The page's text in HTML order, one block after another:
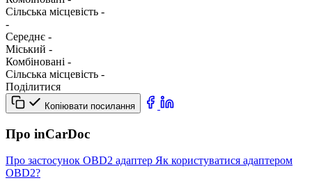
Сільська місцевість -
-
Середнє -
Міський -
Комбіновані -
Сільська місцевість -
Поділитися
Копіювати посилання
Про inCarDoc
Про застосунок OBD2 адаптер Як користуватися адаптером
OBD2?